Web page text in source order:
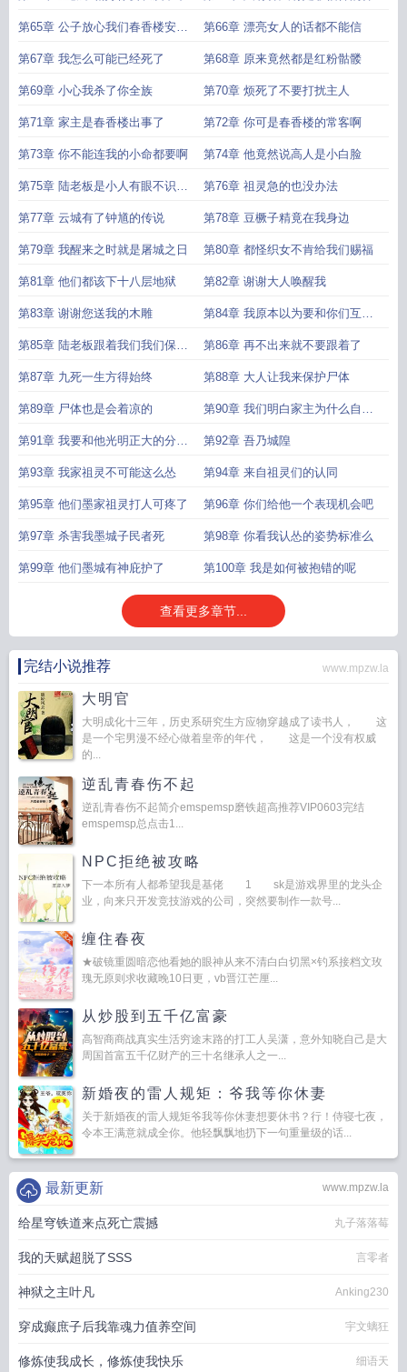
第65章 公子放心我们春香楼安全
的很
第66章 漂亮女人的话都不能信
第67章 我怎么可能已经死了 第68章 原来竟然都是红粉骷髅
第69章 小心我杀了你全族 第70章 烦死了不要打扰主人
第71章 家主是春香楼出事了 第72章 你可是春香楼的常客啊
第73章 你不能连我的小命都要啊 第74章 他竟然说高人是小白脸
第75章 陆老板是小人有眼不识泰
山
第76章 祖灵急的也没办法
第77章 云城有了钟馗的传说 第78章 豆橛子精竟在我身边
第79章 我醒来之时就是屠城之日 第80章 都怪织女不肯给我们赐福
第81章 他们都该下十八层地狱 第82章 谢谢大人唤醒我
第83章 谢谢您送我的木雕 第84章 我原本以为要和你们互相
折磨到时间尽头
第85章 陆老板跟着我们我们保护
您
第86章 再不出来就不要跟着了
第87章 九死一生方得始终 第88章 大人让我来保护尸体
第89章 尸体也是会着凉的 第90章 我们明白家主为什么自杀
了
第91章 我要和他光明正大的分个
胜负
第92章 吾乃城隍
第93章 我家祖灵不可能这么怂 第94章 来自祖灵们的认同
第95章 他们墨家祖灵打人可疼了 第96章 你们给他一个表现机会吧
第97章 杀害我墨城子民者死 第98章 你看我认怂的姿势标准么
第99章 他们墨城有神庇护了 第100章 我是如何被抱错的呢
查看更多章节...
完结小说推荐 www.mpzw.la
大明官
大明成化十三年，历史系研究生方应物穿越成了读书人， 这
是一个宅男漫不经心做着皇帝的年代， 这是一个没有权威
的...
逆乱青春伤不起
逆乱青春伤不起简介emspemsp磨铁超高推荐VIP0603完结
emspemsp总点击1...
NPC拒绝被攻略
下一本所有人都希望我是基佬 1 sk是游戏界里的龙头企
业，向来只开发竞技游戏的公司，突然要制作一款号...
缠住春夜
★破镜重圆暗恋他看她的眼神从来不清白白切黑×钓系接档文玫
瑰无原则求收藏晚10日更，vb晋江芒厘...
从炒股到五千亿富豪
高智商商战真实生活穷途末路的打工人吴潇，意外知晓自己是大
周国首富五千亿财产的三十名继承人之一...
新婚夜的雷人规矩：爷我等你休妻
关于新婚夜的雷人规矩爷我等你休妻想要休书？行！侍寝七夜，
令本王满意就成全你。他轻飘飘地扔下一句重量级的话...
www.mpzw.la
最新更新
给星穹铁道来点死亡震撼 丸子落落莓
我的天赋超脱了SSS 言零者
神狱之主叶凡 Anking230
穿成癫庶子后我靠魂力值养空间 宇文螭狂
修炼使我成长，修炼使我快乐 细语天